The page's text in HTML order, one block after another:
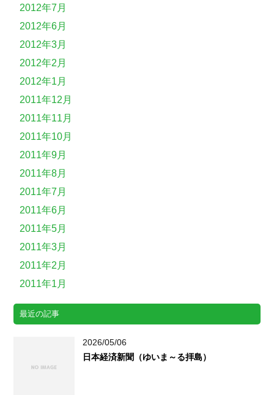
2012年7月
2012年6月
2012年3月
2012年2月
2012年1月
2011年12月
2011年11月
2011年10月
2011年9月
2011年8月
2011年7月
2011年6月
2011年5月
2011年3月
2011年2月
2011年1月
最近の記事
2026/05/06
日本経済新聞（ゆいま～る拝島）